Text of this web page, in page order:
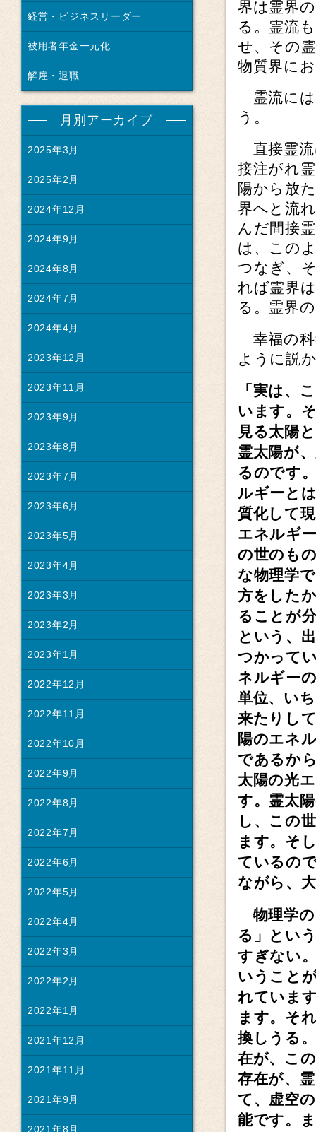
界は霊界
る。霊流
せ、その
物質界に
霊流には
う。
直接霊流
接注がれ
陽から放
界へと流
んだ間接
は、この
つなぎ、
れば霊界
る。霊界
幸福の科
ように説
「実は、
います。
見る太陽
霊太陽が
るのです
ルギーと
質化して
エネルギ
の世のも
な物理学
方をした
ることが
という、
つかって
ネルギー
単位、い
来たりし
陽のエネ
であるか
太陽の光
す。霊太
し、この
ます。そ
ているの
ながら、
物理学の
る」とい
すぎない
いうこと
れていま
ます。そ
換しうる
在が、こ
存在が、
て、虚空
能です。
経営・ビジネスリーダー
被用者年金一元化
解雇・退職
月別アーカイブ
2025年3月
2025年2月
2024年12月
2024年9月
2024年8月
2024年7月
2024年4月
2023年12月
2023年11月
2023年9月
2023年8月
2023年7月
2023年6月
2023年5月
2023年4月
2023年3月
2023年2月
2023年1月
2022年12月
2022年11月
2022年10月
2022年9月
2022年8月
2022年7月
2022年6月
2022年5月
2022年4月
2022年3月
2022年2月
2022年1月
2021年12月
2021年11月
2021年9月
2021年8月